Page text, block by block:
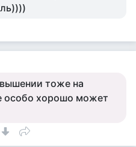
тоже на
особо хорошо может